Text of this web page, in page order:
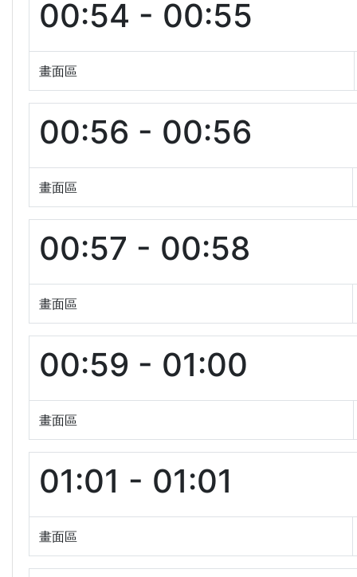
00:54 - 00:55
畫面區
00:56 - 00:56
畫面區
00:57 - 00:58
畫面區
00:59 - 01:00
畫面區
01:01 - 01:01
畫面區